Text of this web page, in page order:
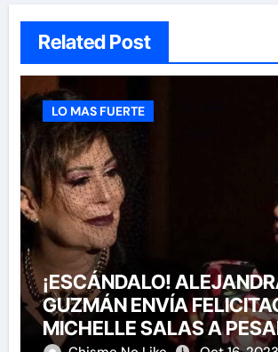
Related Post
LO MAS FUERTE
¡ESCÁNDALO!
GUZMÁN ENVÍA
MICHELLE SALAS A